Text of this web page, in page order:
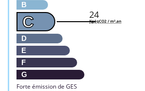
B
C
D
E
F
G
Forte émission de GES
24
KgéqCO2 / m².an